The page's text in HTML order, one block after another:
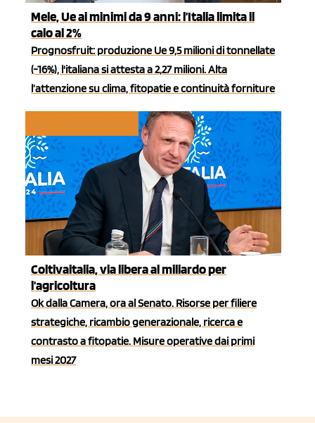
Mele, Ue ai minimi da 9 anni: l’Italia limita il
calo al 2%
Prognosfruit: produzione Ue 9,5 milioni di tonnellate
(-16%), l'italiana si attesta a 2,27 milioni. Alta
l’attenzione su clima, fitopatie e continuità forniture
Coltivaitalia, via libera al miliardo per
l'agricoltura
Ok dalla Camera, ora al Senato. Risorse per filiere
strategiche, ricambio generazionale, ricerca e
contrasto a fitopatie. Misure operative dai primi
mesi 2027